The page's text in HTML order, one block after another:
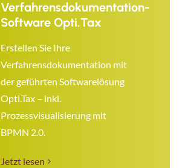
Verfahrensdokumentation-
Software Opti.Tax
Erstellen Sie Ihre
Verfahrensdokumentation mit
der geführten Softwarelösung
Opti.Tax – inkl.
Prozessvisualisierung mit
BPMN 2.0.
Jetzt lesen